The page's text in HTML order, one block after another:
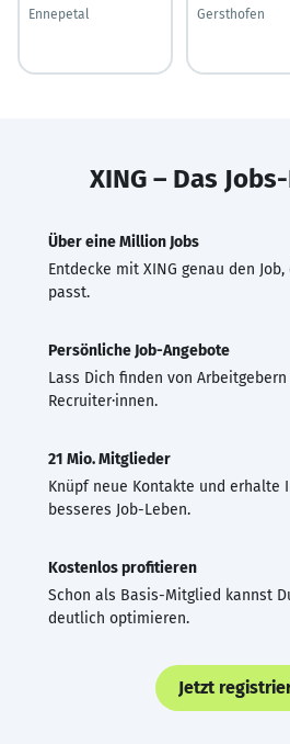
Ennepetal
Gersthofen
XING – Das
Über eine Million Jobs
Entdecke mit XING genau den
passt.
Persönliche Job-Angebote
Lass Dich finden von
Recruiter·innen.
21 Mio. Mitglieder
Knüpf neue Kontakte und erhalte
besseres Job-Leben.
Kostenlos profitieren
Schon als Basis-Mitglied kannst
deutlich optimieren.
Jetzt